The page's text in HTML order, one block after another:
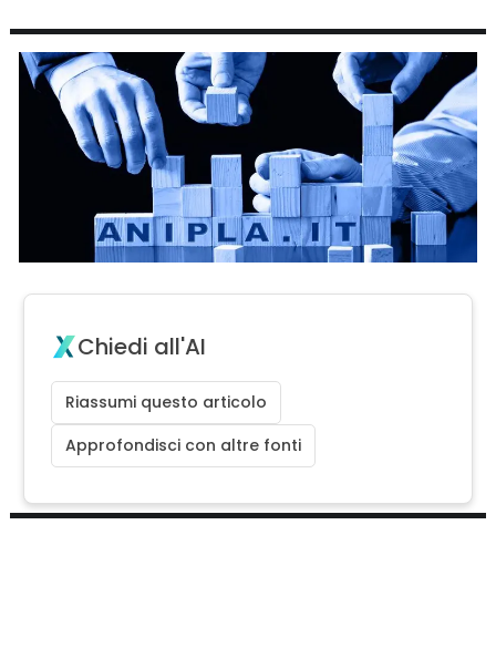
Chiedi all'AI
Riassumi questo articolo
Approfondisci con altre fonti